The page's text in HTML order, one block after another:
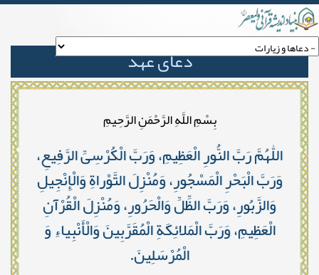
دعای عهد
بِسْمِ اللَّهِ الرَّحْمَنِ الرَّحِيمِ
اللّٰهُمَّ رَبَّ النُّورِ الْعَظِیمِ، وَرَبَّ الْکُرْسِیِّ الرَّفِیعِ،
وَرَبَّ الْبَحْرِ الْمَسْجُورِ، وَمُنْزِلَ التَّوْراةِ وَالْإِنْجِیلِ
وَالزَّبُورِ، وَرَبَّ الظِّلِّ وَالْحَرُورِ، وَمُنْزِلَ الْقُرْآنِ
الْعَظِیمِ، وَرَبَّ الْمَلائِکَةِ الْمُقَرَّبِینَ وَالْأَنْبِیاءِ وَ
الْمُرْسَلِینَ.